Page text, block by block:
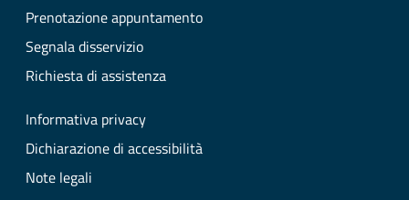
Prenotazione appuntamento
Segnala disservizio
Richiesta di assistenza
Informativa privacy
Dichiarazione di accessibilità
Note legali